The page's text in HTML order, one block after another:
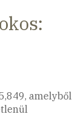
amelyből